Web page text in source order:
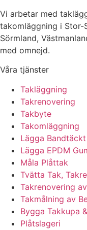
Vi arbetar med
takomläggning i Stor-
Sörmland,
med omnejd.
Våra tjänster
Takläggning
Takrenovering
Takbyte
Takomläggning
Lägga
Lägga EPDM
Måla Plåttak
Tvätta Tak,
Takrenovering
Takmålning av
Bygga Takkupa
Plåtslageri